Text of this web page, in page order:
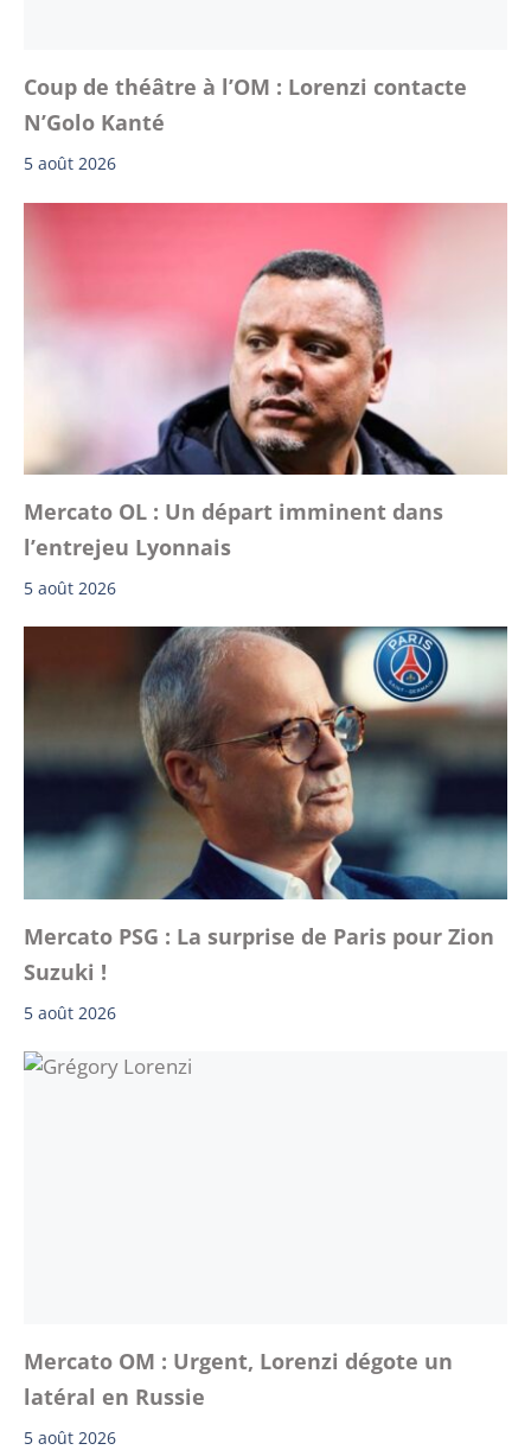
Coup de théâtre à l’OM : Lorenzi contacte
N’Golo Kanté
5 août 2026
Mercato OL : Un départ imminent dans
l’entrejeu Lyonnais
5 août 2026
Mercato PSG : La surprise de Paris pour Zion
Suzuki !
5 août 2026
Mercato OM : Urgent, Lorenzi dégote un
latéral en Russie
5 août 2026